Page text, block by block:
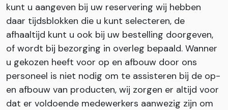
kunt u aangeven bij uw reservering wij hebben
daar tijdsblokken die u kunt selecteren, de
afhaaltijd kunt u ook bij uw bestelling doorgeven,
of wordt bij bezorging in overleg bepaald. Wanner
u gekozen heeft voor op en afbouw door ons
personeel is niet nodig om te assisteren bij de op-
en afbouw van producten, wij zorgen er altijd voor
dat er voldoende medewerkers aanwezig zijn om